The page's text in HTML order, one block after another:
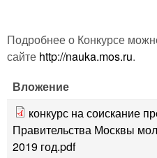
Подробнее о Конкурсе
сайте http://nauka.mos.ru.
Вложение
конкурс на соискание
Правительства Москвы
2019 год.pdf